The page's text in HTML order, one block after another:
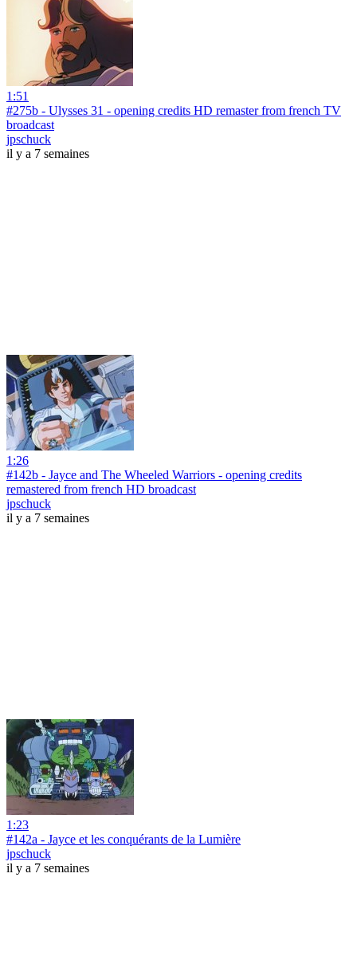
1:51
#275b - Ulysses 31 - opening credits HD remaster from french TV
broadcast
jpschuck
il y a 7 semaines
1:26
#142b - Jayce and The Wheeled Warriors - opening credits
remastered from french HD broadcast
jpschuck
il y a 7 semaines
1:23
#142a - Jayce et les conquérants de la Lumière
jpschuck
il y a 7 semaines